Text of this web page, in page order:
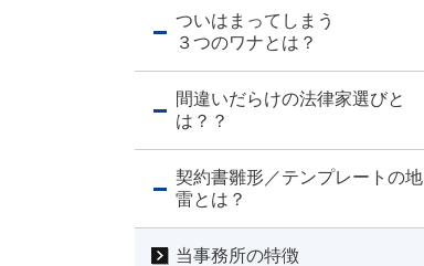
ついはまってしまう
３つのワナとは？
間違いだらけの法律家選びと
は？？
契約書雛形／テンプレートの地
雷とは？
当事務所の特徴